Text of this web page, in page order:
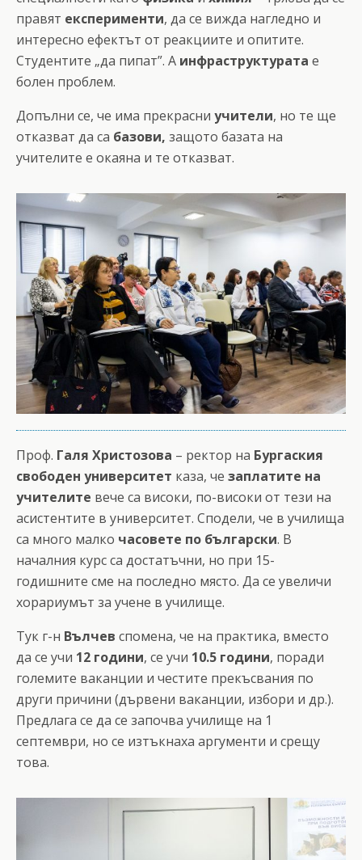
правят експерименти, да се вижда нагледно и
интересно ефектът от реакциите и опитите.
Студентите „да пипат”. А инфраструктурата е
болен проблем.
Допълни се, че има прекрасни учители, но те ще
отказват да са базови, защото базата на
учителите е окаяна и те отказват.
Проф. Галя Христозова – ректор на Бургаския
свободен университет каза, че заплатите на
учителите вече са високи, по-високи от тези на
асистентите в университет. Сподели, че в училища
са много малко часовете по български. В
началния курс са достатъчни, но при 15-
годишните сме на последно място. Да се увеличи
хорариумът за учене в училище.
Тук г-н Вълчев спомена, че на практика, вместо
да се учи 12 години, се учи 10.5 години, поради
големите ваканции и честите прекъсвания по
други причини (дървени ваканции, избори и др.).
Предлага се да се започва училище на 1
септември, но се изтъкнаха аргументи и срещу
това.